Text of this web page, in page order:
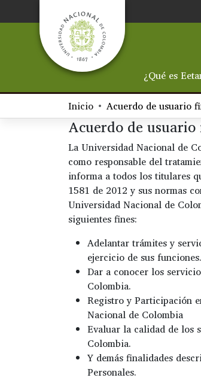
¿Qué es
Inicio
Acuerdo de usuario
Acuerdo de
La Universidad Nacional de
como responsable del
informa a todos los titulares
1581 de 2012 y sus normas
Universidad Nacional de
siguientes fines:
Adelantar trámites y
ejercicio de sus funciones.
Dar a conocer los
Colombia.
Registro y Participación
Nacional de Colombia
Evaluar la calidad de los
Colombia.
Y demás finalidades
Personales.